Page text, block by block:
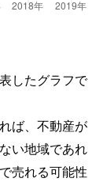
したグラフで
ば、不動産が
い地域であれ
売れる可能性